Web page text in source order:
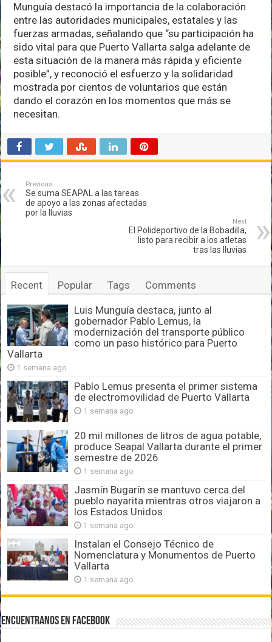
Munguía destacó la importancia de la colaboración
entre las autoridades municipales, estatales y las
fuerzas armadas, señalando que “su participación ha
sido vital para que Puerto Vallarta salga adelante de
esta situación de la manera más rápida y eficiente
posible”, y reconoció el esfuerzo y la solidaridad
mostrada por cientos de voluntarios que están
dando el corazón en los momentos que más se
necesitan.
Previous
Se suma SEAPAL a las tareas
de apoyo a las zonas afectadas
por la lluvias
Next
El Polideportivo de la Bobadilla,
listo para recibir a los atletas
tras las lluvias
Recent Popular Tags Comments
Luis Munguía destaca, junto al
gobernador Pablo Lemus, la
modernización del transporte público
como un paso histórico para Puerto
Vallarta
1 semana ago
Pablo Lemus presenta el primer sistema
de electromovilidad de Puerto Vallarta
1 semana ago
20 mil millones de litros de agua potable,
produce Seapal Vallarta durante el primer
semestre de 2026
1 semana ago
Jasmín Bugarín se mantuvo cerca del
pueblo nayarita mientras otros viajaron a
los Estados Unidos
1 semana ago
Instalan el Consejo Técnico de
Nomenclatura y Monumentos de Puerto
Vallarta
1 semana ago
Encuentranos en Facebook